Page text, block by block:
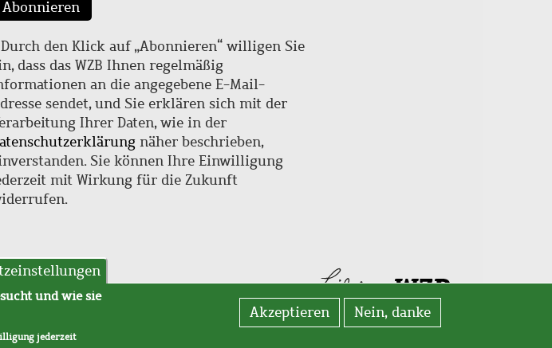
Abonnieren
den Klick auf „Abonnieren“ willigen Sie
dass das WZB Ihnen regelmäßig
an die angegebene E-Mail-
sendet, und Sie erklären sich mit der
Ihrer Daten, wie in der
näher beschrieben,
Sie können Ihre Einwilligung
mit Wirkung für die Zukunft
und wie sie
jederzeit
Akzeptieren Nein, danke